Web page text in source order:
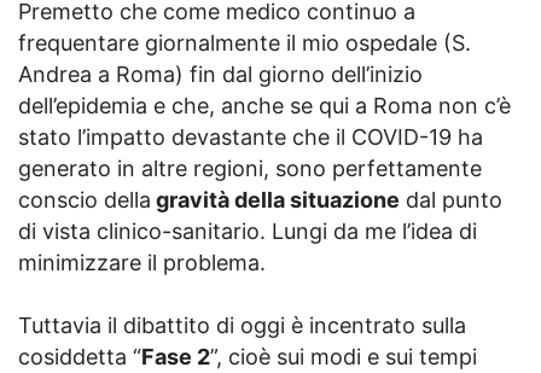
Premetto che come medico continuo a
frequentare giornalmente il mio ospedale (S.
Andrea a Roma) fin dal giorno dell’inizio
dell’epidemia e che, anche se qui a Roma non c’è
stato l’impatto devastante che il COVID-19 ha
generato in altre regioni, sono perfettamente
conscio della gravità della situazione dal punto
di vista clinico-sanitario. Lungi da me l’idea di
minimizzare il problema.
Tuttavia il dibattito di oggi è incentrato sulla
cosiddetta “Fase 2”, cioè sui modi e sui tempi